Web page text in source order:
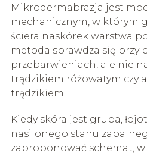
Mikrodermabrazja jest
mechanicznym, w którym
ściera naskórek warstwa
metoda sprawdza się przy
przebarwieniach, ale nie
trądzikiem różowatym czy
trądzikiem.
Kiedy skóra jest gruba,
nasilonego stanu
zaproponować schemat,